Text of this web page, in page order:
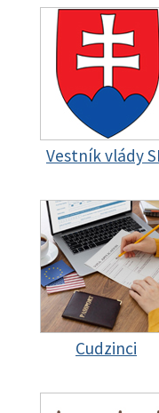
Vestník vlády
Cudzinci